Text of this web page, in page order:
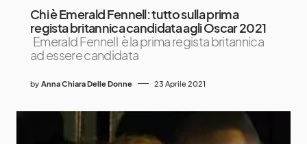
Chi è Emerald Fennell: tutto sulla prima
regista britannica candidata agli Oscar 2021
Emerald Fennell è la prima regista britannica
ad essere candidata
by Anna Chiara Delle Donne 23 Aprile 2021